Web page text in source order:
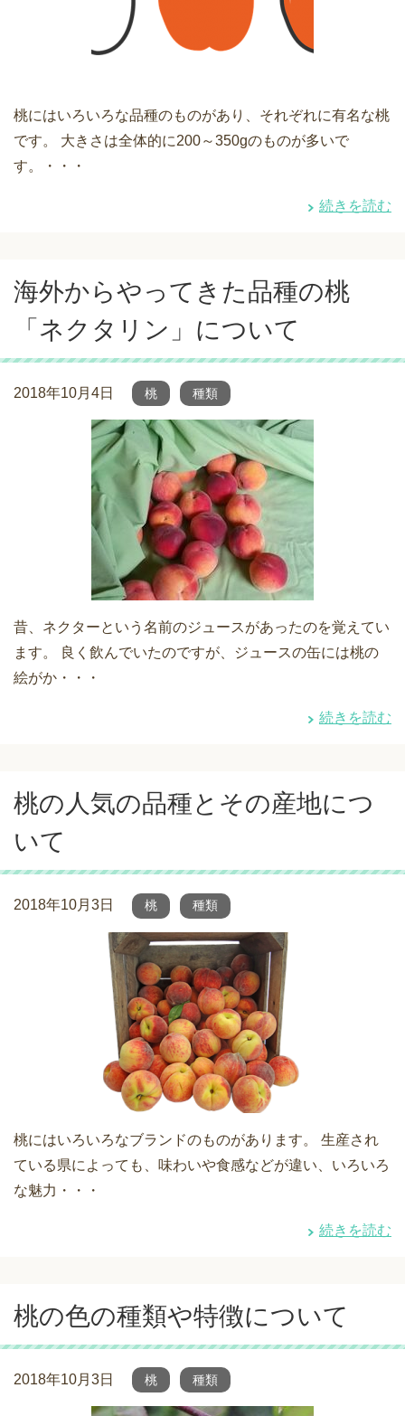
桃にはいろいろな品種のものがあり、それぞれに有名な桃
です。 大きさは全体的に200～350gのものが多いで
す。・・・
続きを読む
海外からやってきた品種の桃
「ネクタリン」について
2018年10月4日 桃 種類
昔、ネクターという名前のジュースがあったのを覚えてい
ます。 良く飲んでいたのですが、ジュースの缶には桃の
絵がか・・・
続きを読む
桃の人気の品種とその産地につ
いて
2018年10月3日 桃 種類
桃にはいろいろなブランドのものがあります。 生産され
ている県によっても、味わいや食感などが違い、いろいろ
な魅力・・・
続きを読む
桃の色の種類や特徴について
2018年10月3日 桃 種類